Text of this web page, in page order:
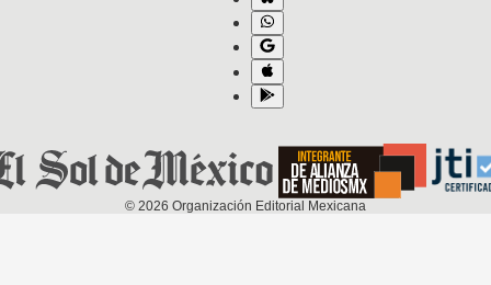
© 2026 Organización Editorial Mexicana